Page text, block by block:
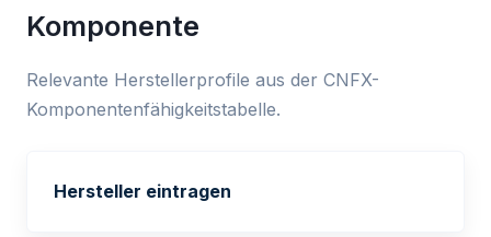
Komponente
Relevante Herstellerprofile aus der CNFX-
Komponentenfähigkeitstabelle.
Hersteller eintragen